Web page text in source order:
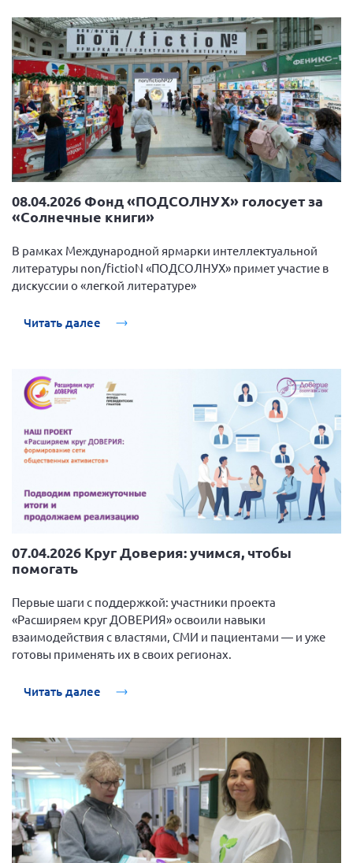
08.04.2026 Фонд «ПОДСОЛНУХ» голосует за
«Солнечные книги»
В рамках Международной ярмарки интеллектуальной
литературы non/fictioN «ПОДСОЛНУХ» примет участие в
дискуссии о «легкой литературе»
Читать далее
07.04.2026 Круг Доверия: учимся, чтобы
помогать
Первые шаги с поддержкой: участники проекта
«Расширяем круг ДОВЕРИЯ» освоили навыки
взаимодействия с властями, СМИ и пациентами — и уже
готовы применять их в своих регионах.
Читать далее